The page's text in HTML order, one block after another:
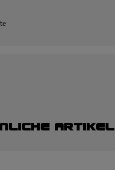
Artikel